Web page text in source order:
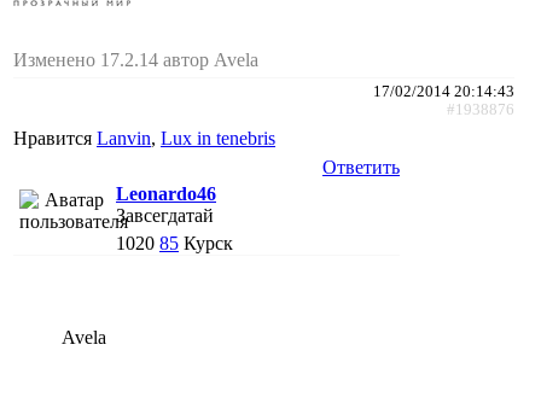
Изменено 17.2.14 автор Avela
17/02/2014 20:14:43
#1938876
Нравится Lanvin, Lux in tenebris
Ответить
Leonardo46
Завсегдатай
1020 85 Курск
Avela